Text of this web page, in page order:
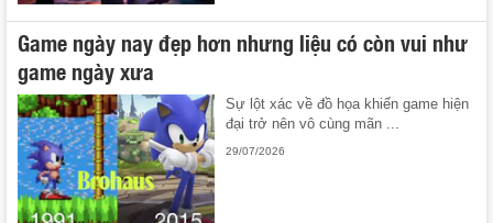
Game ngày nay đẹp hơn nhưng liệu có còn vui như
game ngày xưa
Sự lột xác về đồ họa khiến game hiện
đại trở nên vô cùng mãn ...
29/07/2026